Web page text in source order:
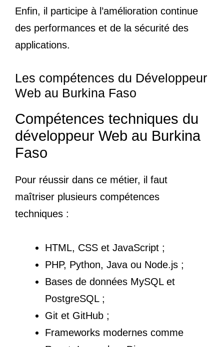
Enfin, il participe à l’amélioration continue
des performances et de la sécurité des
applications.
Les compétences du Développeur
Web au Burkina Faso
Compétences techniques du
développeur Web au Burkina
Faso
Pour réussir dans ce métier, il faut
maîtriser plusieurs compétences
techniques :
HTML, CSS et JavaScript ;
PHP, Python, Java ou Node.js ;
Bases de données MySQL et
PostgreSQL ;
Git et GitHub ;
Frameworks modernes comme